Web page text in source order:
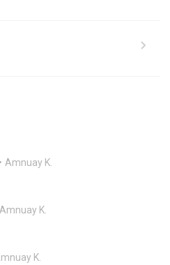
Amnuay K.
Amnuay K.
K.